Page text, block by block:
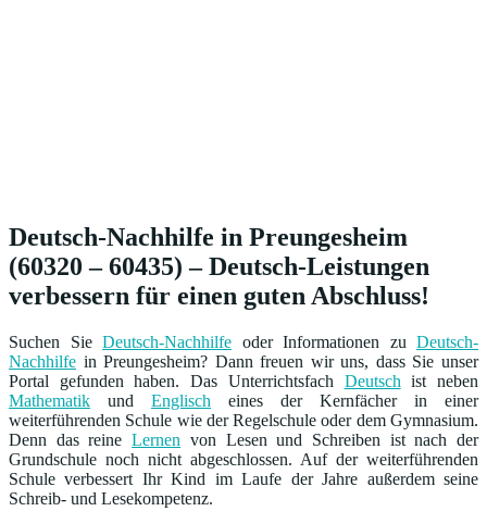
Deutsch-Nachhilfe in Preungesheim
(60320 – 60435) – Deutsch-Leistungen
verbessern für einen guten Abschluss!
Suchen Sie Deutsch-Nachhilfe oder Informationen zu Deutsch-
Nachhilfe in Preungesheim? Dann freuen wir uns, dass Sie unser
Portal gefunden haben. Das Unterrichtsfach Deutsch ist neben
Mathematik und Englisch eines der Kernfächer in einer
weiterführenden Schule wie der Regelschule oder dem Gymnasium.
Denn das reineLernen von Lesen und Schreiben ist nach der
Grundschule noch nicht abgeschlossen. Auf der weiterführenden
Schule verbessert Ihr Kind im Laufe der Jahre außerdem seine
Schreib- und Lesekompetenz.